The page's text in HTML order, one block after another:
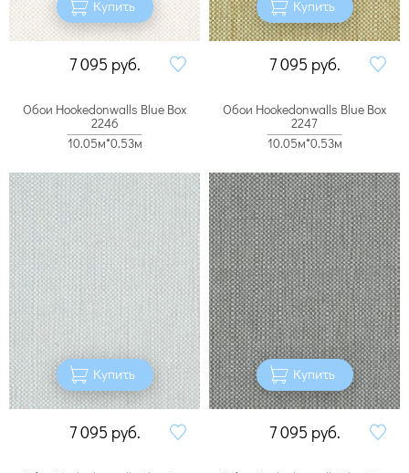
Купить
7 095 руб.
Купить
7 095 руб.
Обои Hookedonwalls Blue Box
2246
10.05м*0.53м
Купить
7 095 руб.
Обои Hookedonwalls Blue Box
2247
10.05м*0.53м
Купить
7 095 руб.